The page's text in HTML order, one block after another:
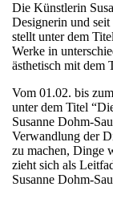
Die Künstlerin
Designerin und
stellt unter dem
Werke in
ästhetisch mit dem
Vom 01.02. bis
unter dem Titel
Susanne Dohm-
Verwandlung der
zu machen, Dinge
zieht sich als
Susanne Dohm-